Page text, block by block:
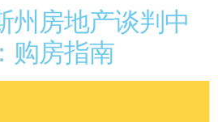
州房地产谈判中
购房指南